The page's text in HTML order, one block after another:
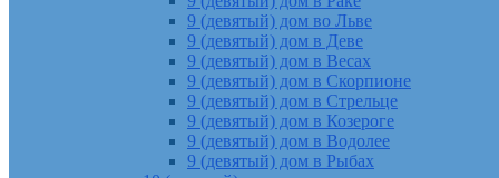
9 (девятый) дом во Льве
9 (девятый) дом в Деве
9 (девятый) дом в Весах
9 (девятый) дом в Скорпионе
9 (девятый) дом в Стрельце
9 (девятый) дом в Козероге
9 (девятый) дом в Водолее
9 (девятый) дом в Рыбах